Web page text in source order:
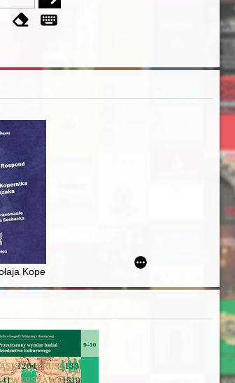
lokalnego mieszczaństwa w 2. poł. XIX w
Kopernika z rodu Ślązaka